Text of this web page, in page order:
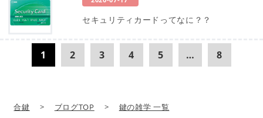
セキュリティカードってなに？？
1 2 3 4 5 … 8
合鍵 > ブログTOP > 鍵の雑学 一覧